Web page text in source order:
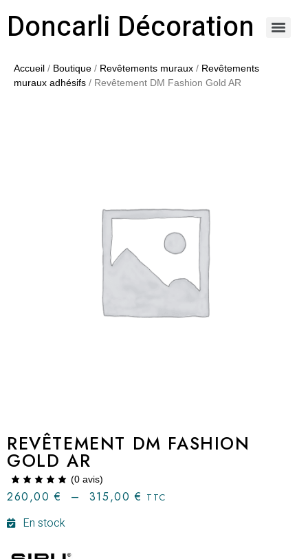
Doncarli Décoration
Accueil / Boutique / Revêtements muraux / Revêtements
muraux adhésifs / Revêtement DM Fashion Gold AR
REVÊTEMENT DM FASHION
GOLD AR
(0 avis)
260,00€ – 315,00€ TTC
En stock